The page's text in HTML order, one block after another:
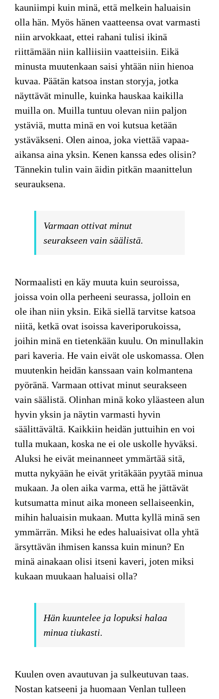
kauniimpi kuin minä, että melkein haluaisin
olla hän. Myös hänen vaatteensa ovat varmasti
niin arvokkaat, ettei rahani tulisi ikinä
riittämään niin kalliisiin vaatteisiin. Eikä
minusta muutenkaan saisi yhtään niin hienoa
kuvaa. Päätän katsoa instan storyja, jotka
näyttävät minulle, kuinka hauskaa kaikilla
muilla on. Muilla tuntuu olevan niin paljon
ystäviä, mutta minä en voi kutsua ketään
ystäväkseni. Olen ainoa, joka viettää vapaa-
aikansa aina yksin. Kenen kanssa edes olisin?
Tännekin tulin vain äidin pitkän maanittelun
seurauksena.
Varmaan ottivat minut
seurakseen vain säälistä.
Normaalisti en käy muuta kuin seuroissa,
joissa voin olla perheeni seurassa, jolloin en
ole ihan niin yksin. Eikä siellä tarvitse katsoa
niitä, ketkä ovat isoissa kaveriporukoissa,
joihin minä en tietenkään kuulu. On minullakin
pari kaveria. He vain eivät ole uskomassa. Olen
muutenkin heidän kanssaan vain kolmantena
pyöränä. Varmaan ottivat minut seurakseen
vain säälistä. Olinhan minä koko yläasteen alun
hyvin yksin ja näytin varmasti hyvin
säälittävältä. Kaikkiin heidän juttuihin en voi
tulla mukaan, koska ne ei ole uskolle hyväksi.
Aluksi he eivät meinanneet ymmärtää sitä,
mutta nykyään he eivät yritäkään pyytää minua
mukaan. Ja olen aika varma, että he jättävät
kutsumatta minut aika moneen sellaiseenkin,
mihin haluaisin mukaan. Mutta kyllä minä sen
ymmärrän. Miksi he edes haluaisivat olla yhtä
ärsyttävän ihmisen kanssa kuin minun? En
minä ainakaan olisi itseni kaveri, joten miksi
kukaan muukaan haluaisi olla?
Hän kuuntelee ja lopuksi halaa
minua tiukasti.
Kuulen oven avautuvan ja sulkeutuvan taas.
Nostan katseeni ja huomaan Venlan tulleen